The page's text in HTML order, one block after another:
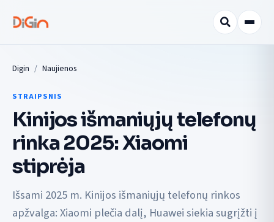
Digin Naujienos
STRAIPSNIS
Kinijos išmaniųjų telefonų
rinka 2025: Xiaomi
stiprėja
Išsami 2025 m. Kinijos išmaniųjų telefonų rinkos
apžvalga: Xiaomi plečia dalį, Huawei siekia sugrįžti į